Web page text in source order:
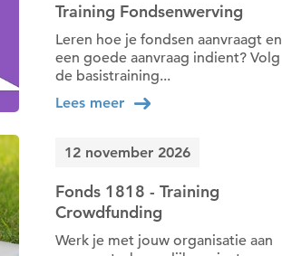
Training Fondsenwerving
Leren hoe je fondsen aanvraagt en
een goede aanvraag indient? Volg
de basistraining...
Lees meer
12 november 2026
Fonds 1818 - Training
Crowdfunding
Werk je met jouw organisatie aan